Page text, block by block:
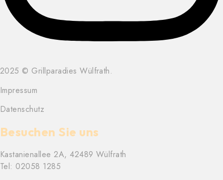
2025 © Grillparadies Wülfrath.
Impressum
Datenschutz
Besuchen Sie uns
Kastanienallee 2A, 42489 Wülfrath
Tel: 02058 1285